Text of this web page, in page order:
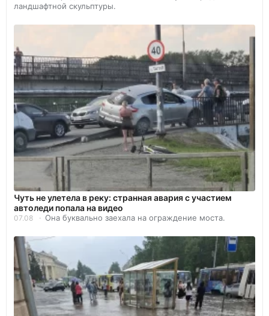
ландшафтной скульптуры.
Чуть не улетела в реку: странная авария с участием
автоледи попала на видео
07.08 Она буквально заехала на ограждение моста.